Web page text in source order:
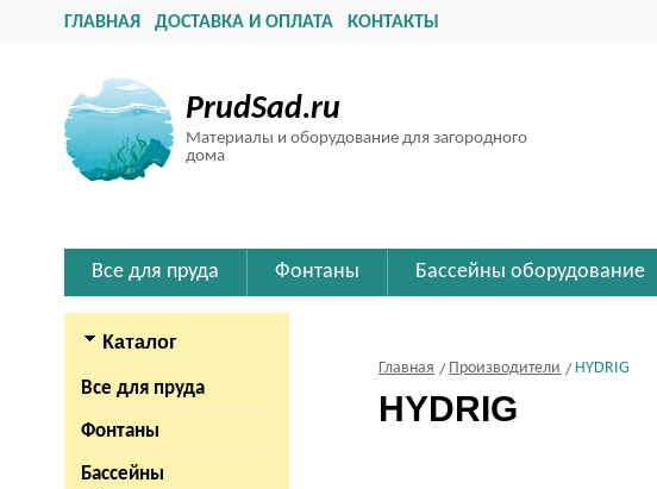
ГЛАВНАЯ ДОСТАВКА И ОПЛАТА КОНТАКТЫ
PrudSad.ru
Материалы и оборудование для загородного
дома
Все для пруда Фонтаны Бассейны оборудование
Каталог
Все для пруда
Фонтаны
Бассейны
Главная Производители HYDRIG
HYDRIG